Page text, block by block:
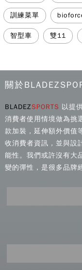
訓練菜單
智型車 雙11
關於
BLADEZSPORTS 以提
消費者使用情境做為挑
款加裝，延伸額外價值
收消費者資訊，並與設
能性。我們或許沒有大
變的彈性，是很多品牌